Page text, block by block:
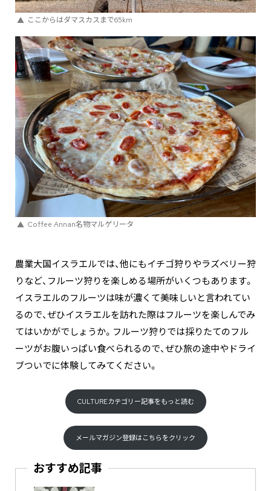
ここからはダマスカスまで65km
Coffee Annan名物マルゲリータ
農業大国イスラエルでは、他にもイチゴ狩りやラズベリー狩
りなど、フルーツ狩りを楽しめる場所がいくつもあります。
イスラエルのフルーツは味が濃くて美味しいと言われてい
るので、ぜひイスラエルを訪れた際はフルーツを楽しんでみ
てはいかがでしょうか。フルーツ狩りでは採りたてのフル
ーツがお腹いっぱい食べられるので、ぜひ旅の途中やドライ
ブついでに体験してみてください。
CULTUREカテゴリー記事をもっと読む
メールマガジン登録はこちらをクリック
おすすめ記事